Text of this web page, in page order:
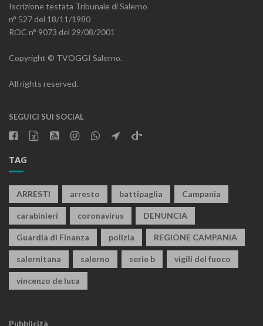
Iscrizione testata Tribunale di Salerno
n° 527 del 18/11/1980
ROC n° 9073 del 29/08/2001
Copyright © TVOGGI Salerno.
All rights reserved.
SEGUICI SUI SOCIAL
TAG
ARRESTI arresto battipaglia Campania
carabinieri coronavirus DENUNCIA
Guardia di Finanza polizia REGIONE CAMPANIA
salernitana salerno serie b vigili del fuoco
vincenzo de luca
Pubblicità